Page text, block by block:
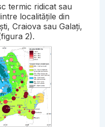
termic ridicat sau
localitățile din
Craiova sau Galați,
2).